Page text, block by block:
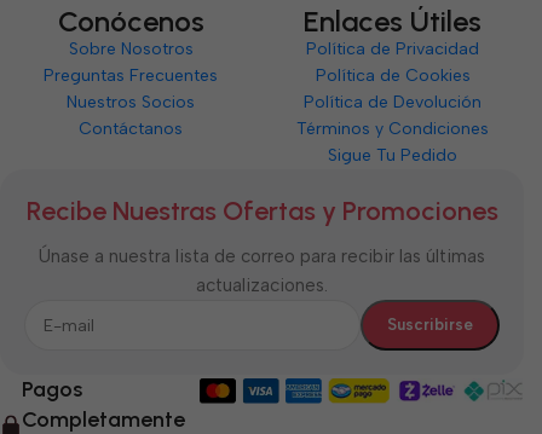
Conócenos
Sobre Nosotros
Preguntas Frecuentes
Nuestros Socios
Contáctanos
Enlaces Útiles
Política de Privacidad
Política de Cookies
Política de Devolución
Términos y Condiciones
Sigue Tu Pedido
Recibe Nuestras Ofertas y Promociones
Únase a nuestra lista de correo para recibir las últimas
actualizaciones.
Pagos
Completamente